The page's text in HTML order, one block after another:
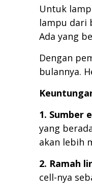
Untuk
lampu dari
Ada yang
Dengan
bulannya.
1. Sumber
yang
akan lebih
2. Ramah
cell-nya